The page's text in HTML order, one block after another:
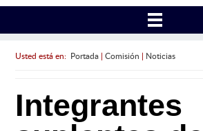
Usted está en: Portada| Comisión | Noticias
Integrantes